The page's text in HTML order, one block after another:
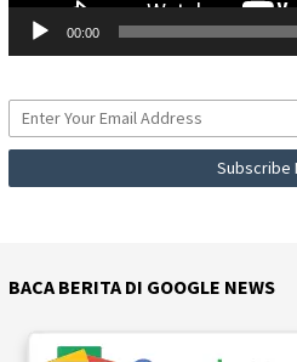
00:00
BACA BERITA DI GOOGLE NEWS